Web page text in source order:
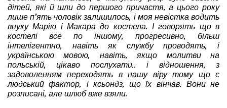
дітей, які й шли до першого причастя, а цього року
лише п’ять чоловік залишилось, і моя невістка водить
внуку Марію і Макара до костела. І говорять що в
костелі все по іншому, прогресивно, більш
інтелігентно, навіть як службу проводять, і
українською мовою, навіть, якщо молитви на
польській, цікаво послухати.. і відношення, з
задоволенням переходять в нашу віру тому що є
людський фактор, і ксьондз, що їх вінчав. Вони не
розписані, але шлюб вже взяли.